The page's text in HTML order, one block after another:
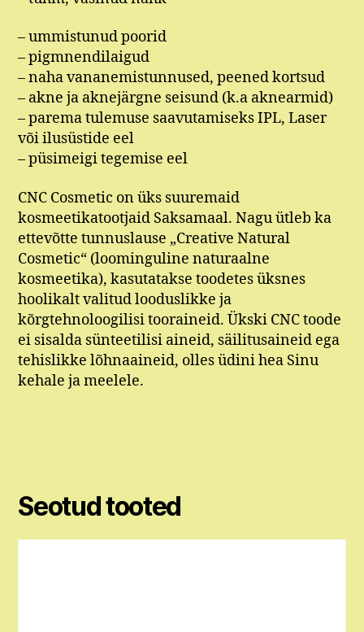
– ummistunud poorid
– pigmnendilaigud
– naha vananemistunnused, peened kortsud
– akne ja aknejärgne seisund (k.a aknearmid)
– parema tulemuse saavutamiseks IPL, Laser
või ilusüstide eel
– püsimeigi tegemise eel
CNC Cosmetic on üks suuremaid
kosmeetikatootjaid Saksamaal. Nagu ütleb ka
ettevõtte tunnuslause „Creative Natural
Cosmetic“ (loominguline naturaalne
kosmeetika), kasutatakse toodetes üksnes
hoolikalt valitud looduslikke ja
kõrgtehnoloogilisi tooraineid. Ükski CNC toode
ei sisalda sünteetilisi aineid, säilitusaineid ega
tehislikke lõhnaaineid, olles üdini hea Sinu
kehale ja meelele.
Seotud tooted